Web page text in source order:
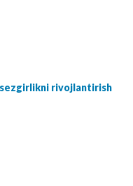
sezgirlikni rivojlantirish